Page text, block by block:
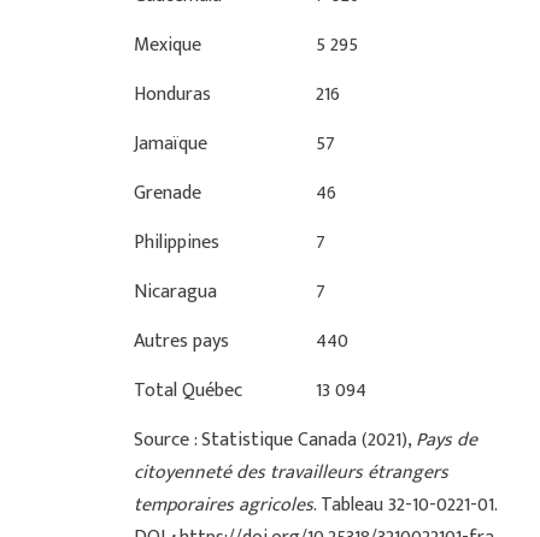
Mexique
5 295
Honduras
216
Jamaïque
57
Grenade
46
Philippines
7
Nicaragua
7
Autres pays
440
Total Québec
13 094
Source : Statistique Canada (2021),Pays de
citoyenneté des travailleurs étrangers
temporaires agricoles. Tableau 32-10-0221-01.